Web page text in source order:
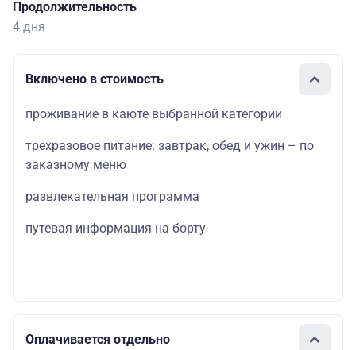
Продолжительность
4 дня
Включено в стоимость
проживание в каюте выбранной категории
трехразовое питание: завтрак, обед и ужин – по
заказному меню
развлекательная программа
путевая информация на борту
Оплачивается отдельно